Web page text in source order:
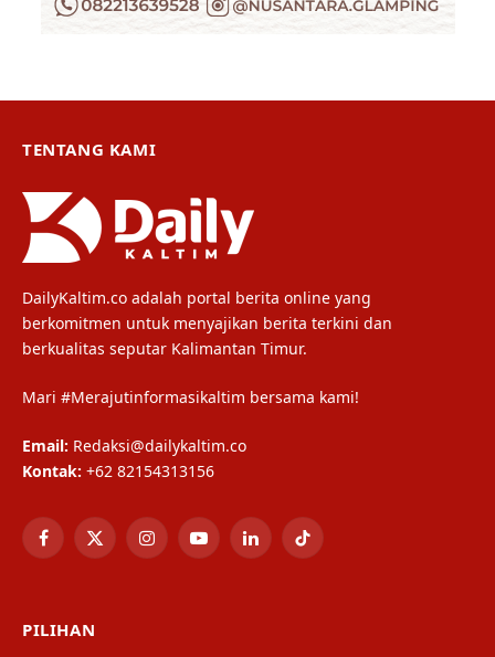
TENTANG KAMI
DailyKaltim.co adalah portal berita online yang
berkomitmen untuk menyajikan berita terkini dan
berkualitas seputar Kalimantan Timur.
Mari #Merajutinformasikaltim bersama kami!
Email: Redaksi@dailykaltim.co
Kontak: +62 82154313156
Facebook
X
InstagramYouTubeLinkedInTikTok
PILIHAN